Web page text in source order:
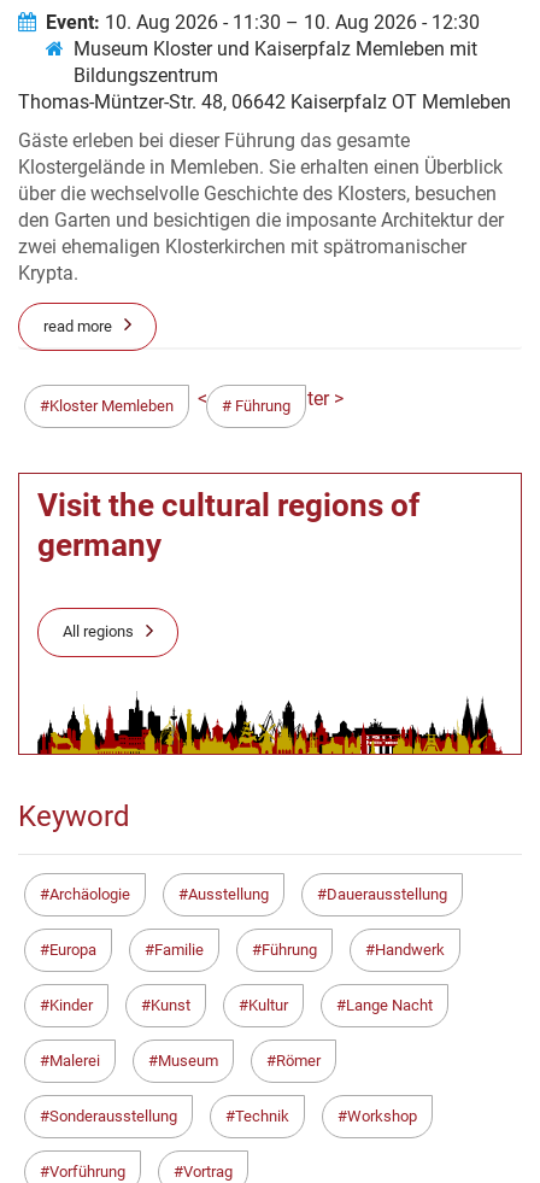
Event: 10. Aug 2026 - 11:30 – 10. Aug 2026 - 12:30
Museum Kloster und Kaiserpfalz Memleben mit
Bildungszentrum
Thomas-Müntzer-Str. 48, 06642 Kaiserpfalz OT Memleben
Gäste erleben bei dieser Führung das gesamte
Klostergelände in Memleben. Sie erhalten einen Überblick
über die wechselvolle Geschichte des Klosters, besuchen
den Garten und besichtigen die imposante Architektur der
zwei ehemaligen Klosterkirchen mit spätromanischer
Krypta.
read more
Kloster Memleben Führung
< ZurückWeiter >
Visit the cultural regions of
germany
All regions
Keyword
Archäologie Ausstellung Dauerausstellung
Europa Familie Führung Handwerk
Kinder Kunst Kultur Lange Nacht
Malerei Museum Römer
Sonderausstellung Technik Workshop
Vorführung Vortrag